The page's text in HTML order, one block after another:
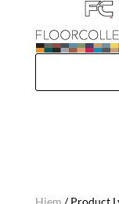
Hjem / Product